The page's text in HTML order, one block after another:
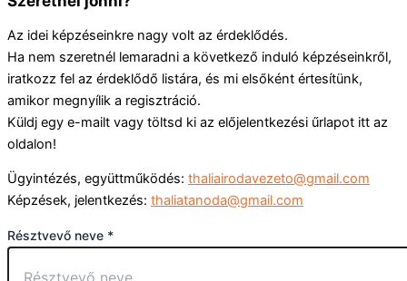
Az idei képzéseinkre nagy volt az érdeklődés.
Ha nem szeretnél lemaradni a következő induló képzéseinkről,
iratkozz fel az érdeklődő listára, és mi elsőként értesítünk,
amikor megnyílik a regisztráció.
Küldj egy e-mailt vagy töltsd ki az előjelentkezési űrlapot itt az
oldalon!
Ügyintézés, együttműködés: thaliairodavezeto@gmail.com
Képzések, jelentkezés: thaliatanoda@gmail.com
Résztvevő neve *